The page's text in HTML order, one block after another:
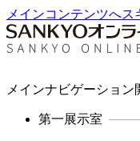
メインコンテンツへス
メインナビゲーション
第一展示室